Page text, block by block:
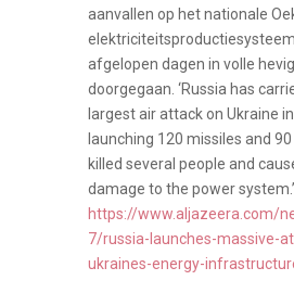
aanvallen op het nationale
afgelopen dagen in volle
doorgegaan. ‘Russia has
largest air attack on Ukraine
launching 120 missiles and
killed several people and
damage to the power
https://www.aljazeera.com/
7/russia-launches-massive-
ukraines-energy-